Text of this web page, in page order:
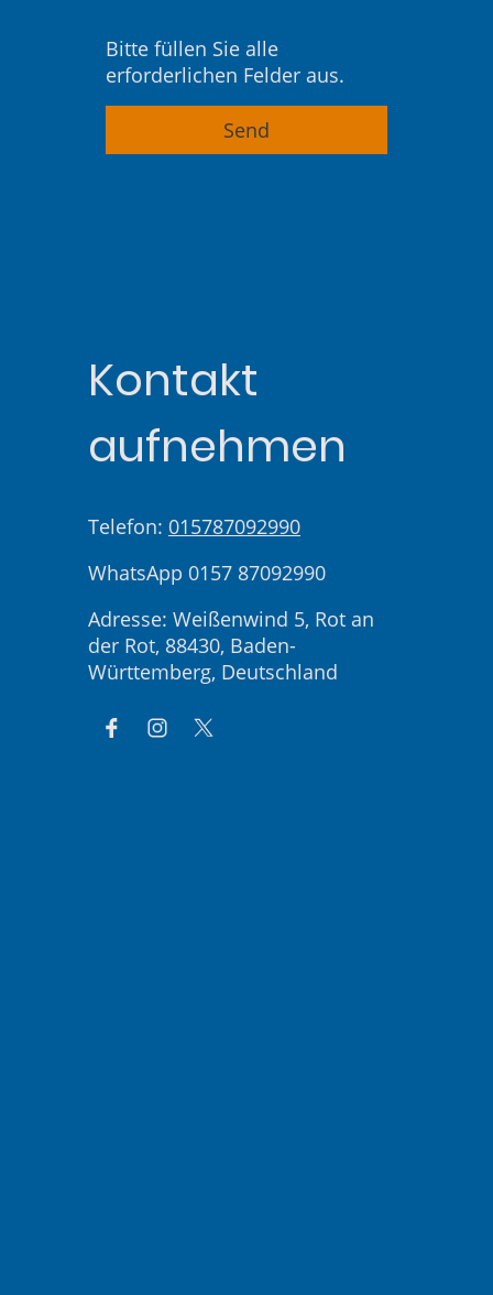
Bitte füllen Sie alle
erforderlichen Felder aus.
Send
Kontakt
aufnehmen
Telefon: 015787092990
WhatsApp 0157 87092990
Adresse: Weißenwind 5, Rot an
der Rot, 88430, Baden-
Württemberg, Deutschland